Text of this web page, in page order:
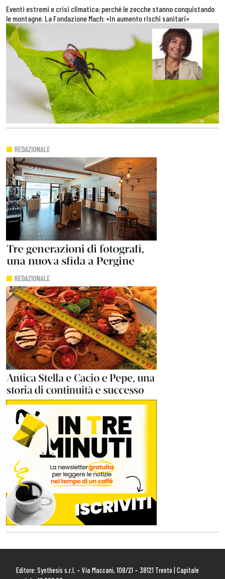
Eventi estremi e crisi climatica: perché le zecche stanno conquistando
le montagne. La Fondazione Mach: «In aumento rischi sanitari»
Editore: Synthesis s.r.l. – Via Maccani, 108/21 – 38121 Trento | Capitale